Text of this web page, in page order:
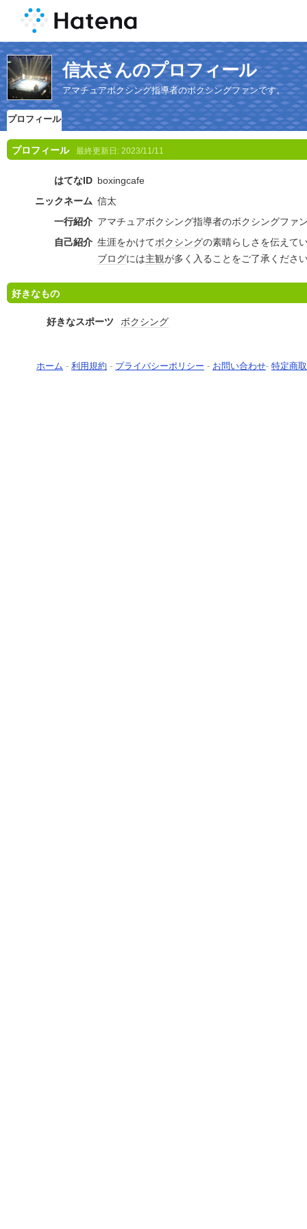
信太さんのプロフィール
アマチュアボクシング指導者のボクシングファンです。
プロフィール
プロフィール 最終更新日: 2023/11/11
はてなID boxingcafe
ニックネーム 信太
一行紹介 アマチュアボクシング指導者のボクシングファ
自己紹介 生涯をかけてボクシングの素晴らしさを伝えて
ブログには主観が多く入ることをご了承くださ
好きなもの
好きなスポーツ ボクシング
ホーム - 利用規約 - プライバシーポリシー - お問い合わせ- 特定商